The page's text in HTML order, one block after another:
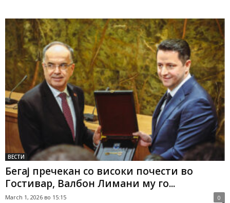
ВЕСТИ
Бегај пречекан со високи почести во
Гостивар, Валбон Лимани му го...
March 1, 2026 во 15:15 0